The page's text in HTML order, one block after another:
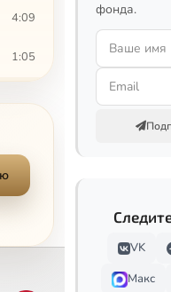
4:09
1:05
2:32
фонда.
VK
Макс